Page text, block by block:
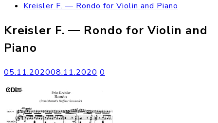
Kreisler F. — Rondo for Violin and Piano
Kreisler F. — Rondo for Violin and
Piano
05.11.202008.11.2020 0